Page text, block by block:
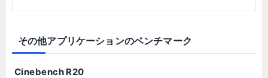
その他アプリケーションのベンチマーク
Cinebench R20